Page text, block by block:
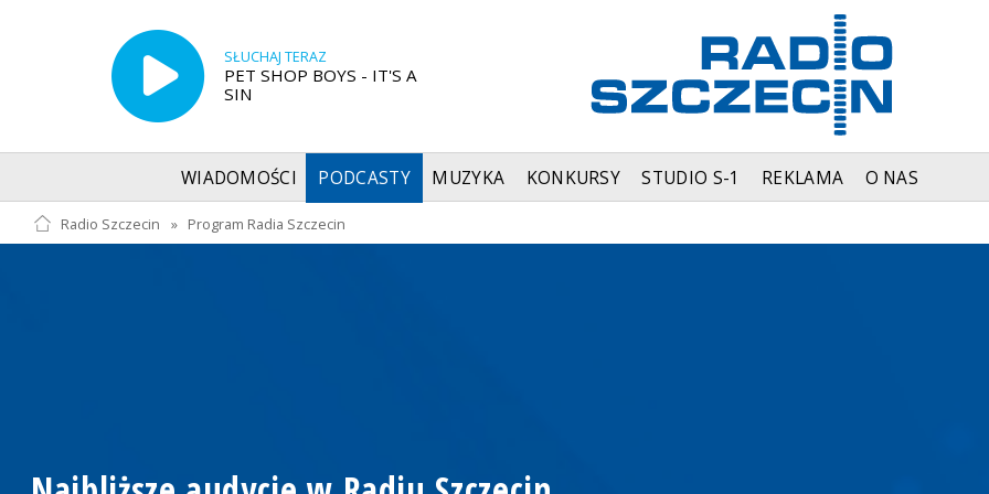
SŁUCHAJ TERAZ
PET SHOP BOYS - IT'S A
SIN
WIADOMOŚCI PODCASTY MUZYKA KONKURSY STUDIO S-1 REKLAMA O NAS
Radio Szczecin » Program Radia Szczecin